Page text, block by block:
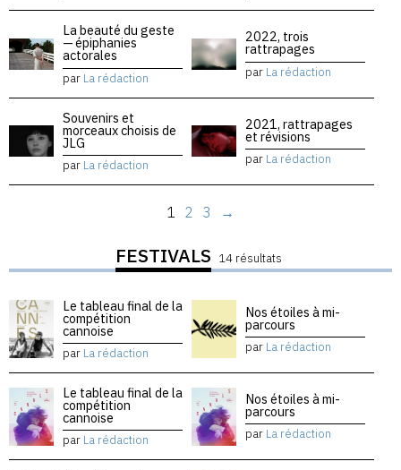
La beauté du geste
— épiphanies
actorales
par La rédaction
2022, trois
rattrapages
par La rédaction
Souvenirs et
morceaux choisis de
JLG
par La rédaction
2021, rattrapages
et révisions
par La rédaction
1 2 3 →
FESTIVALS 14 résultats
Le tableau final de la
compétition
cannoise
par La rédaction
Nos étoiles à mi-
parcours
par La rédaction
Le tableau final de la
compétition
cannoise
par La rédaction
Nos étoiles à mi-
parcours
par La rédaction